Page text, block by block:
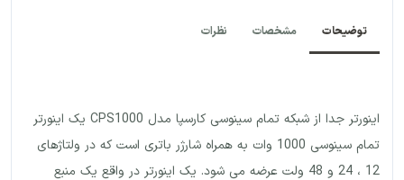
توضیحات مشخصات نظرات
اینورتر جدا از شبکه تمام سینوسی کارسپا مدل CPS1000 یک اینورتر
تمام سینوسی 1000 وات به همراه شارژر باتری است که در ولتاژهای
12 ، 24 و 48 ولت عرضه می شود. یک اینورتر در واقع یک منبع